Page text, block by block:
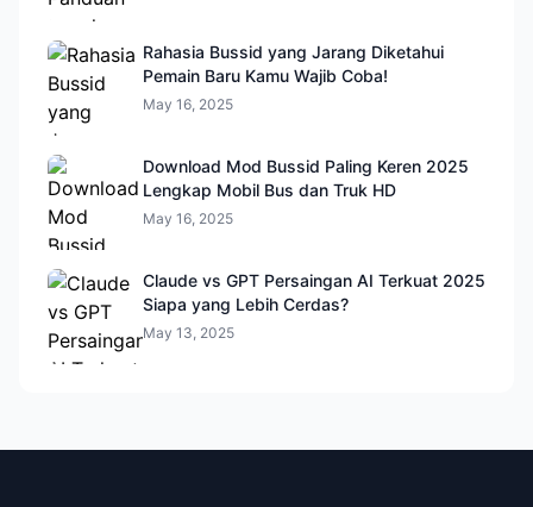
Rahasia Bussid yang Jarang Diketahui
Pemain Baru Kamu Wajib Coba!
May 16, 2025
Download Mod Bussid Paling Keren 2025
Lengkap Mobil Bus dan Truk HD
May 16, 2025
Claude vs GPT Persaingan AI Terkuat 2025
Siapa yang Lebih Cerdas?
May 13, 2025